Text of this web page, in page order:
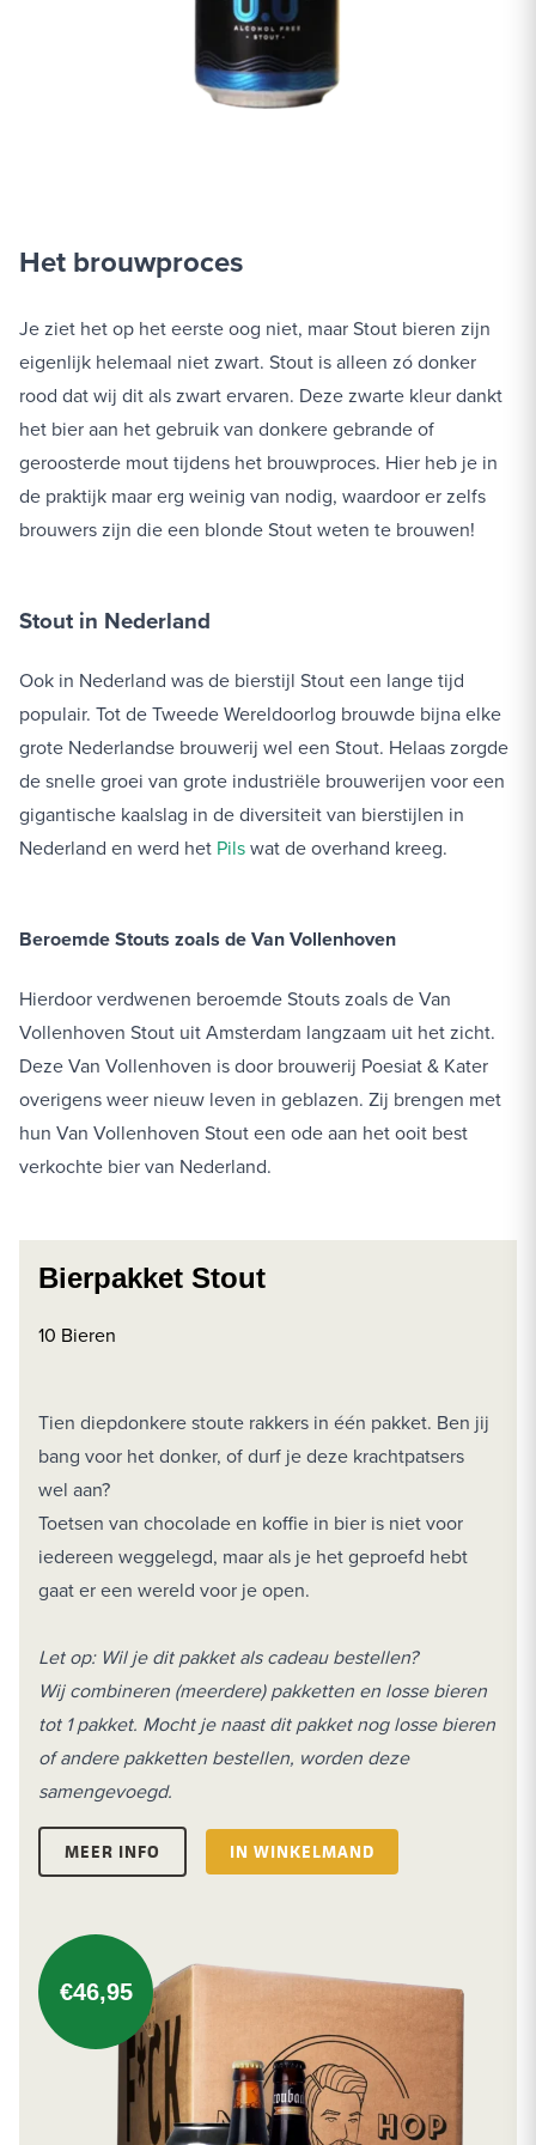
Het brouwproces
Je ziet het op het eerste oog niet, maar Stout bieren zijn
eigenlijk helemaal niet zwart. Stout is alleen zó donker
rood dat wij dit als zwart ervaren. Deze zwarte kleur dankt
het bier aan het gebruik van donkere gebrande of
geroosterde mout tijdens het brouwproces. Hier heb je in
de praktijk maar erg weinig van nodig, waardoor er zelfs
brouwers zijn die een blonde Stout weten te brouwen!
Stout in Nederland
Ook in Nederland was de bierstijl Stout een lange tijd
populair. Tot de Tweede Wereldoorlog brouwde bijna elke
grote Nederlandse brouwerij wel een Stout. Helaas zorgde
de snelle groei van grote industriële brouwerijen voor een
gigantische kaalslag in de diversiteit van bierstijlen in
Nederland en werd het Pilswat de overhand kreeg.
Beroemde Stouts zoals de Van Vollenhoven
Hierdoor verdwenen beroemde Stouts zoals de Van
Vollenhoven Stout uit Amsterdam langzaam uit het zicht.
Deze Van Vollenhoven is door brouwerij Poesiat & Kater
overigens weer nieuw leven in geblazen. Zij brengen met
hun Van Vollenhoven Stout een ode aan het ooit best
verkochte bier van Nederland.
Bierpakket Stout
10 Bieren
Tien diepdonkere stoute rakkers in één pakket. Ben jij
bang voor het donker, of durf je deze krachtpatsers
wel aan?
Toetsen van chocolade en koffie in bier is niet voor
iedereen weggelegd, maar als je het geproefd hebt
gaat er een wereld voor je open.
Let op: Wil je dit pakket als cadeau bestellen?
Wij combineren (meerdere) pakketten en losse bieren
tot 1 pakket. Mocht je naast dit pakket nog losse bieren
of andere pakketten bestellen, worden deze
samengevoegd.
MEER INFO IN WINKELMAND
€46,95